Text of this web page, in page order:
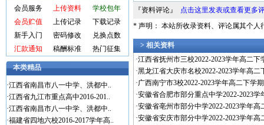
会员服务 上传资料
学校包年
会员贮值
上传记录
下载记录
新手入门
密码修改
兑换点数
汇款通知
稿酬标准 热门征集
本类精品
·江西省南昌市八一中学、洪都中..
·江西省九江市重点高中2016-201..
·江西省南昌市八一中学、洪都中..
·福建省四地六校2016-2017学年高..
『资料评论』 点击这里发表或查看更多
* 声明： 本站所收录资料、评论属其个人
> 相关资料
·江西省抚州市三校2022-2023学年高二
·黑龙江省大庆市名校2022-2023学年高
·广西南宁市3校2022-2023学年高二下学
·安徽省合肥市部分重点中学2022-2023
·安徽省亳州市部分中学2022-2023学年
·安徽省安庆市部分中学2022-2023学年